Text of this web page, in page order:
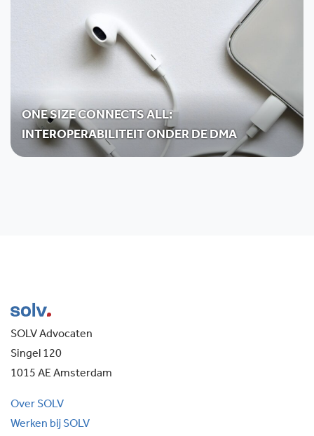
ONE SIZE CONNECTS ALL:
INTEROPERABILITEIT ONDER DE DMA
SOLV Advocaten
Singel 120
1015 AE Amsterdam
Over SOLV
Werken bij SOLV